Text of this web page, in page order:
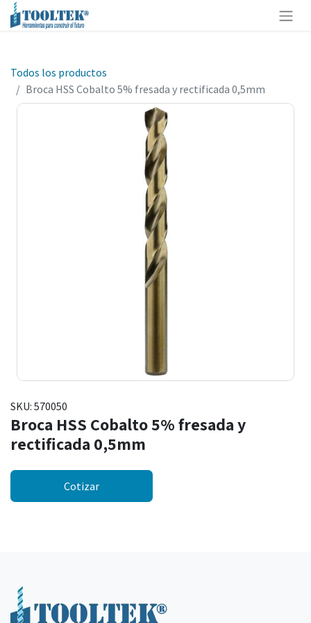
Todos los productos
Broca HSS Cobalto 5% fresada y rectificada 0,5mm
SKU: 570050
Broca HSS Cobalto 5% fresada y
rectificada 0,5mm
Cotizar